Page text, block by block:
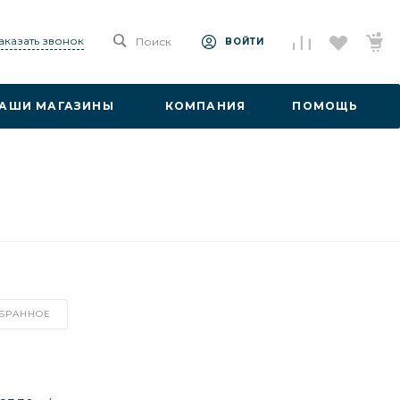
звонок Поиск ВОЙТИ
МАГАЗИНЫ КОМПАНИЯ ПОМОЩЬ